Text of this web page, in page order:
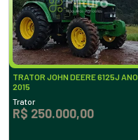
TRATOR JOHN DEERE 6125J ANO
2015
Trator
R$ 250.000,00